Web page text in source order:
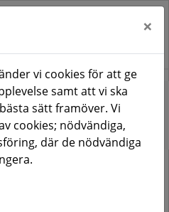
Centrum
×
vi cookies för att ge
samt att vi ska
sätt framöver. Vi
cookies; nödvändiga,
där de nödvändiga